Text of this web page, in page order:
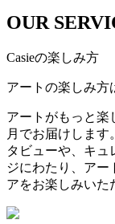
OUR
Casieの楽しみ方
アートの楽しみ方
アートがもっと楽
月でお届けしま
タビューや、キュ
ジにわたり、アー
アをお楽しみいた